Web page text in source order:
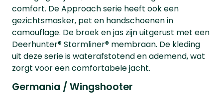
comfort. De Approach serie heeft ook een
gezichtsmasker, pet en handschoenen in
camouflage. De broek en jas zijn uitgerust met een
Deerhunter® Stormliner® membraan. De kleding
uit deze serie is waterafstotend en ademend, wat
zorgt voor een comfortabele jacht.
Germania / Wingshooter